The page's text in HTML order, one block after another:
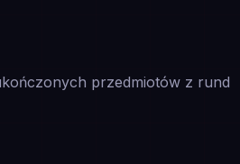
przedmiotów z rund